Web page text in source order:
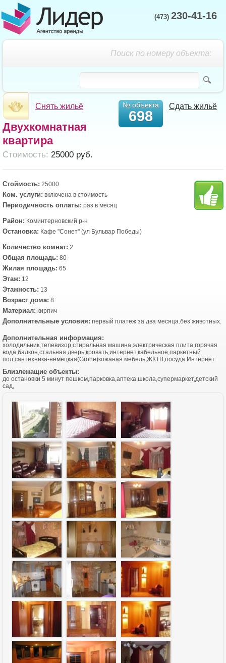
(473) 230-41-16
Поиск по номеру объекта:
Снять жильё Сдать жильё
№ объекта
698
Двухкомнатная
квартира
Cтоимость: 25000 руб.
Стоймость: 25000
Ком. услуги: включена в стоимость
Периодичность оплаты: раз в месяц
Район: Коминтерновский р-н
Остановка: Кафе "Сонет" (ул Бульвар Победы)
Количество комнат: 2
Общая площадь: 80
Жилая площадь: 65
Этаж: 12
Этажность: 13
Возраст дома: 8
Материал: кирпич
Дополнительные условия: первый платеж за два месяца.без животных.
Дополнительная информация:
холодильник,телевизор,стиральная машина,электрическая плита,горячая
вода,балкон,стальная дверь,кровать,интернет,кабельное,паркетный
пол,сантехника-немецкая(Grohe)кожаная мебель,ЖКТВ,посуда.Интернет.
Близлежащие объекты:
до остановки 5 минут пешком,парковка,аптека,школа,супермаркет,детский
сад,